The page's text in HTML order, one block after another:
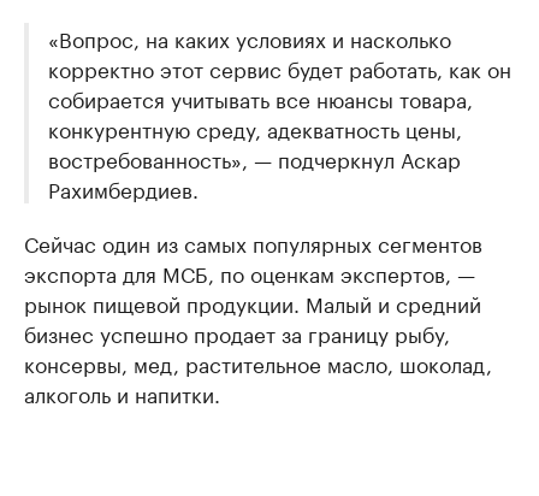
«Вопрос, на каких условиях и насколько
корректно этот сервис будет работать, как он
собирается учитывать все нюансы товара,
конкурентную среду, адекватность цены,
востребованность», — подчеркнул Аскар
Рахимбердиев.
Сейчас один из самых популярных сегментов
экспорта для МСБ, по оценкам экспертов, —
рынок пищевой продукции. Малый и средний
бизнес успешно продает за границу рыбу,
консервы, мед, растительное масло, шоколад,
алкоголь и напитки.